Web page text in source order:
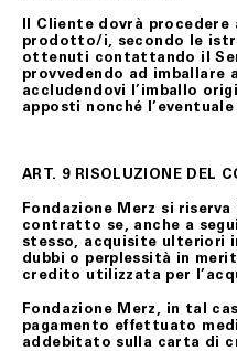
Il Cliente dovrà
prodotto/i, secondo le
ottenuti contattando il
provvedendo ad
accludendovi l’imballo
apposti nonché
ART. 9 RISOLUZIONE DEL
Fondazione Merz si
contratto se, anche a
stesso, acquisite ulteriori
dubbi o perplessità in
credito utilizzata per
Fondazione Merz, in tal
pagamento effettuato
addebitato sulla carta di